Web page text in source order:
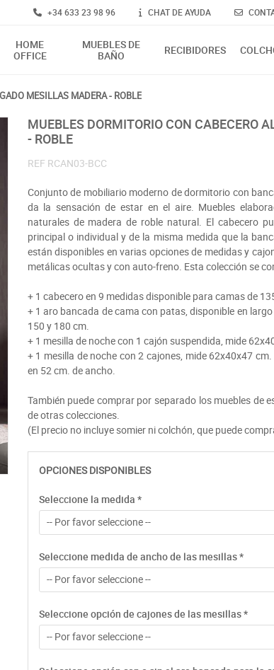
+34 633 23 98 96 CHAT DE AYUDA
HOME
OFFICE
MUEBLES DE
BAÑO
RECIBIDORES
MESILLAS MADERA - ROBLE
MUEBLES DORMITORIO CON CABECERO ALARGADO MESILLAS MADERA
- ROBLE
REF RCAN03-BCC
Conjunto de mobiliario moderno de dormitorio con
da la sensación de estar en el aire. Muebles
naturales de madera de roble natural. El cabecero
principal o individual y de la misma medida que la
están disponibles en varias opciones de medidas y
metálicas ocultas y con auto-freno. Esta colección se
+ 1 cabecero en 9 medidas disponible para camas de
+ 1 aro bancada de cama con patas, disponible en
150 y 180 cm.
+ 1 mesilla de noche con 1 cajón suspendida, mide
+ 1 mesilla de noche con 2 cajones, mide 62x40x47
en 52 cm. de ancho.
También puede comprar por separado los muebles de
de otras colecciones.
(El precio no incluye somier ni colchón, que puede
OPCIONES DISPONIBLES
Seleccione la medida *
-- Por favor seleccione --
Seleccione medida de ancho de las mesillas*
-- Por favor seleccione --
Seleccione opción de cajones de las mesillas*
-- Por favor seleccione --